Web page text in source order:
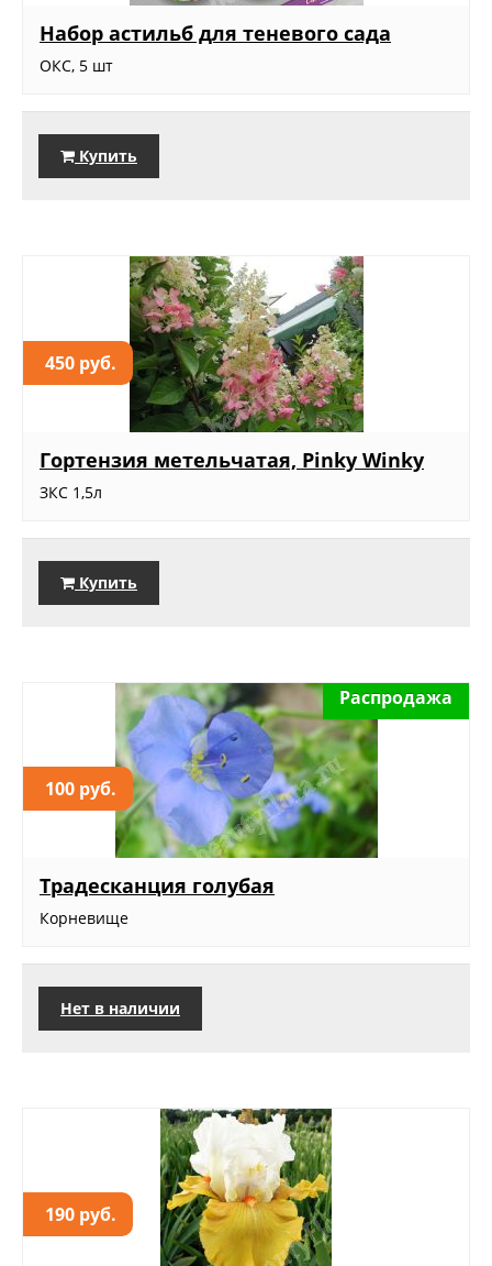
Набор астильб для теневого сада
ОКС, 5 шт
Купить
450 руб.
Гортензия метельчатая, Pinky Winky
ЗКС 1,5л
Купить
100 руб.
Распродажа
Традесканция голубая
Корневище
Нет в наличии
190 руб.